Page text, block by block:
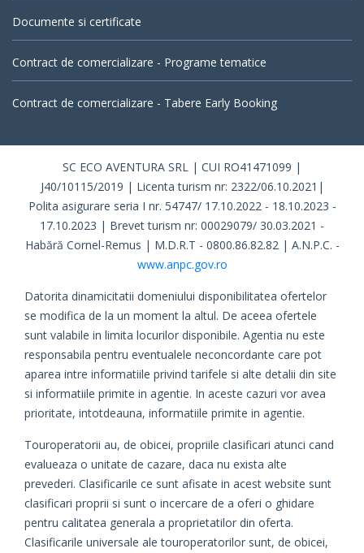
Documente si certificate
Contract de comercializare - Programe tematice
Contract de comercializare - Tabere Early Booking
SC ECO AVENTURA SRL | CUI RO41471099 |
J40/10115/2019 | Licenta turism nr: 2322/06.10.2021|
Polita asigurare seria I nr. 54747/ 17.10.2022 - 18.10.2023 -
17.10.2023 | Brevet turism nr: 00029079/ 30.03.2021 -
Habără Cornel-Remus | M.D.R.T - 0800.86.82.82 | A.N.P.C. -
www.anpc.gov.ro
Datorita dinamicitatii domeniului disponibilitatea ofertelor
se modifica de la un moment la altul. De aceea ofertele
sunt valabile in limita locurilor disponibile. Agentia nu este
responsabila pentru eventualele neconcordante care pot
aparea intre informatiile privind tarifele si alte detalii din site
si informatiile primite in agentie. In aceste cazuri vor avea
prioritate, intotdeauna, informatiile primite in agentie.
Touroperatorii au, de obicei, propriile clasificari atunci cand
evalueaza o unitate de cazare, daca nu exista alte
prevederi. Clasificarile ce sunt afisate in acest website sunt
clasificari proprii si sunt o incercare de a oferi o ghidare
pentru calitatea generala a proprietatilor din oferta.
Clasificarile universale ale touroperatorilor sunt, de obicei,